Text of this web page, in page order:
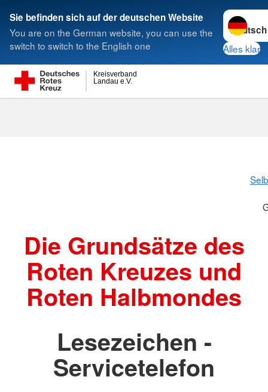
Sie befinden sich auf der deutschen Website
You are on the German website, you can use the
switch to switch to the English one
Sprache
Alles klar
Landau e.V.
Kreisverband
Suche
Die Grundsätze des
Roten Kreuzes und
Roten Halbmondes
Lesezeichen -
Servicetelefon